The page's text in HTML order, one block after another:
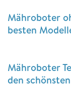
Mähroboter
besten
Mähroboter
den